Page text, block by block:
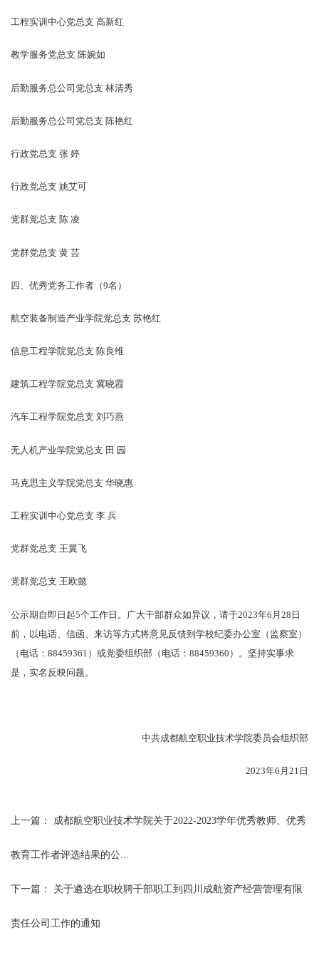
工程实训中心党总支 高新红
教学服务党总支 陈婉如
后勤服务总公司党总支 林清秀
后勤服务总公司党总支 陈艳红
行政党总支 张 婷
行政党总支 姚艾可
党群党总支 陈 凌
党群党总支 黄 芸
四、优秀党务工作者（9名）
航空装备制造产业学院党总支 苏艳红
信息工程学院党总支 陈良维
建筑工程学院党总支 冀晓霞
汽车工程学院党总支 刘巧燕
无人机产业学院党总支 田 园
马克思主义学院党总支 华晓惠
工程实训中心党总支 李 兵
党群党总支 王翼飞
党群党总支 王欧懿
公示期自即日起5个工作日。广大干部群众如异议，请于2023年6月28日
前，以电话、信函、来访等方式将意见反馈到学校纪委办公室（监察室）
（电话：88459361）或党委组织部（电话：88459360）。坚持实事求
是，实名反映问题。
中共成都航空职业技术学院委员会组织部
2023年6月21日
上一篇： 成都航空职业技术学院关于2022-2023学年优秀教师、优秀
教育工作者评选结果的公...
下一篇： 关于遴选在职校聘干部职工到四川成航资产经营管理有限
责任公司工作的通知